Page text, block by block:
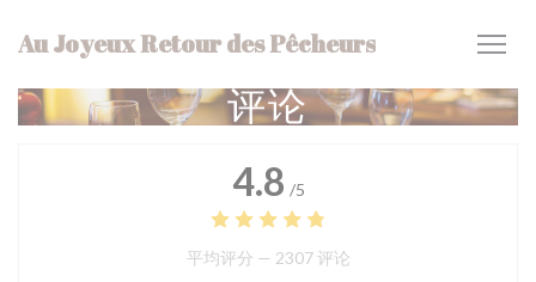
Au Joyeux Retour des Pêcheurs
评论
4.8 /5
平均评分 — 2307 评论